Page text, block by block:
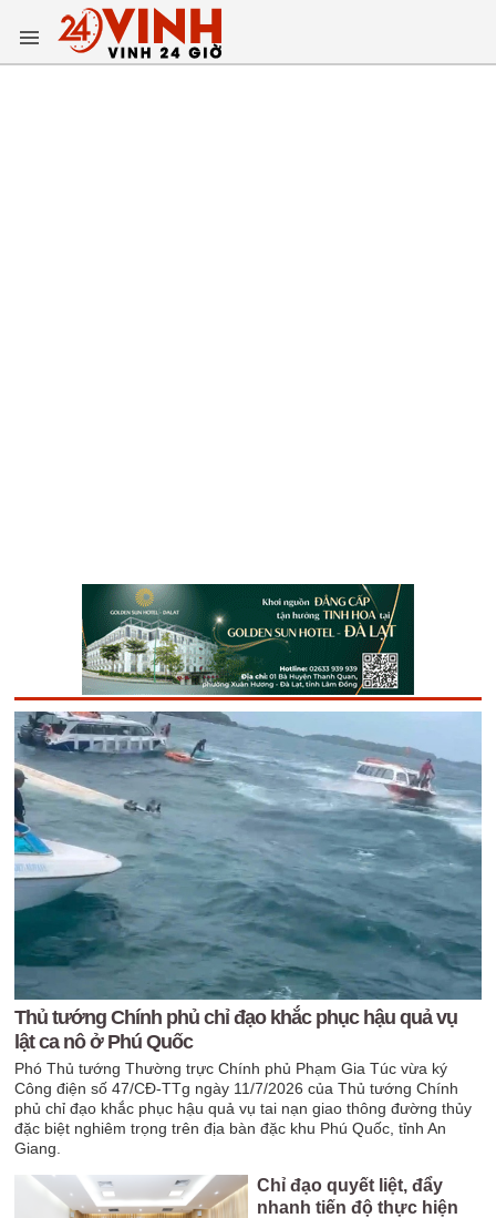
Thủ tướng Chính phủ chỉ đạo khắc phục hậu quả vụ
lật ca nô ở Phú Quốc
Phó Thủ tướng Thường trực Chính phủ Phạm Gia Túc vừa ký
Công điện số 47/CĐ-TTg ngày 11/7/2026 của Thủ tướng Chính
phủ chỉ đạo khắc phục hậu quả vụ tai nạn giao thông đường thủy
đặc biệt nghiêm trọng trên địa bàn đặc khu Phú Quốc, tỉnh An
Giang.
Chỉ đạo quyết liệt, đẩy
nhanh tiến độ thực hiện